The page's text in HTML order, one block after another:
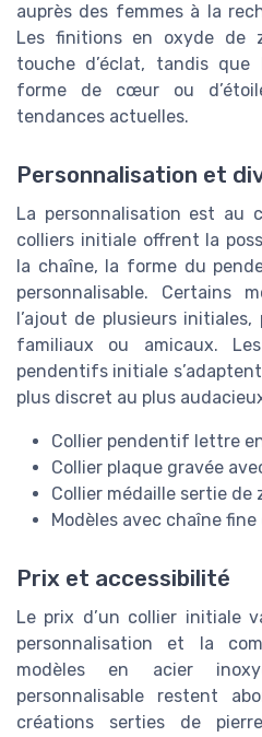
auprès des femmes à la
Les finitions en oxyde de
touche d’éclat, tandis
forme de cœur ou
tendances actuelles.
Personnalisation et
La personnalisation est au
colliers initiale offrent la
la chaîne, la forme du
personnalisable. Certains
l’ajout de plusieurs
familiaux ou amicaux.
pendentifs initiale
plus discret au plus
Collier pendentif lettre
Collier plaque gravée
Collier médaille sertie de
Modèles avec chaîne
Prix et accessibilité
Le prix d’un collier initiale
personnalisation et la
modèles en acier
personnalisable restent
créations serties de